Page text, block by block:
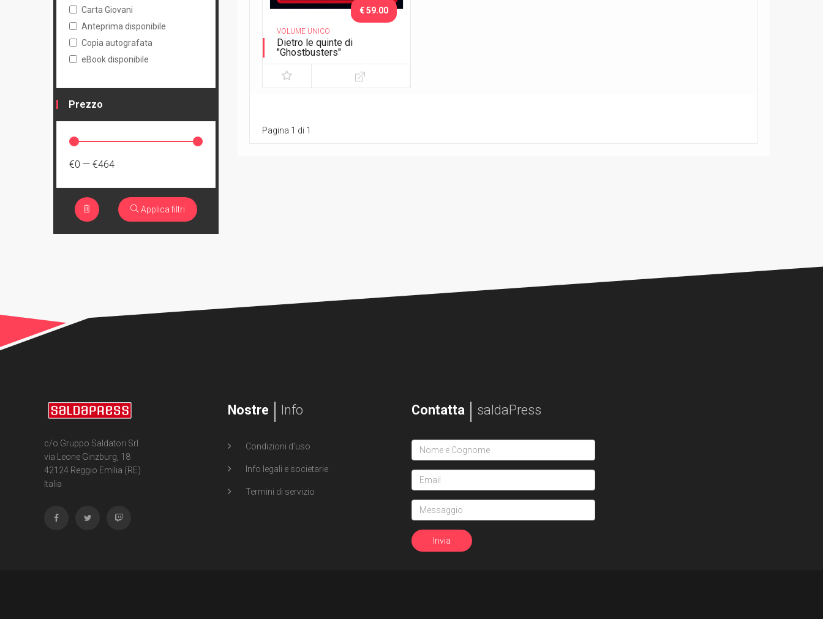
VOLUME UNICO
Dietro le quinte di
"Ghostbusters"
€ 59.00
Pagina 1 di 1
Carta Giovani
Anteprima disponibile
Copia autografata
eBook disponibile
Prezzo
€0 — €464
Applica filtri
c/o Gruppo Saldatori Srl
via Leone Ginzburg, 18
42124 Reggio Emilia (RE)
Italia
Nostre Info
Condizioni d'uso
Info legali e societarie
Termini di servizio
Contatta saldaPress